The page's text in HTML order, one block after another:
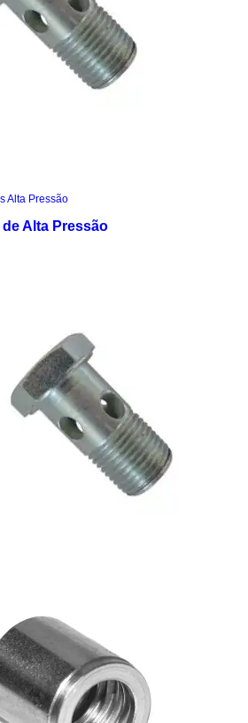
Alta Pressão
de Alta Pressão